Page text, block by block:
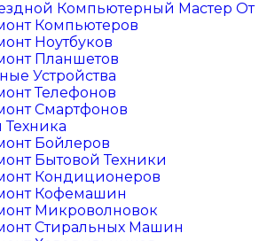
Компьютерный Мастер От
Компьютеров
Ноутбуков
Планшетов
Устройства
Телефонов
Смартфонов
Техника
Бойлеров
Бытовой Техники
Кондиционеров
Кофемашин
Микроволновок
Стиральных Машин